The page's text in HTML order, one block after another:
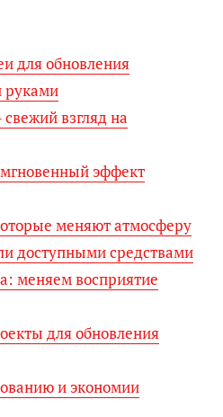
для обновления
руками
взгляд на
эффект
меняют атмосферу
доступными средствами
меняем восприятие
для обновления
и экономии